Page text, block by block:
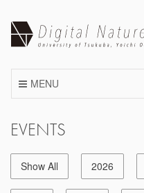
content
MENU
EVENTS
Show All 2026